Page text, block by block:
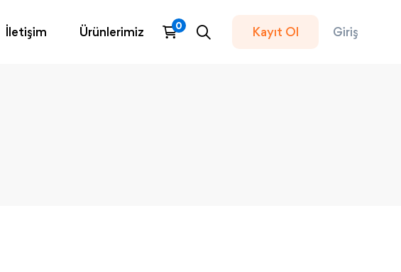
İletişim Ürünlerimiz Giriş
Kayıt Ol